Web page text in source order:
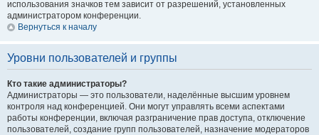
использования значков тем зависит от разрешений, установленных
администратором конференции.
Вернуться к началу
Уровни пользователей и группы
Кто такие администраторы?
Администраторы — это пользователи, наделённые высшим уровнем
контроля над конференцией. Они могут управлять всеми аспектами
работы конференции, включая разграничение прав доступа, отключение
пользователей, создание групп пользователей, назначение модераторов